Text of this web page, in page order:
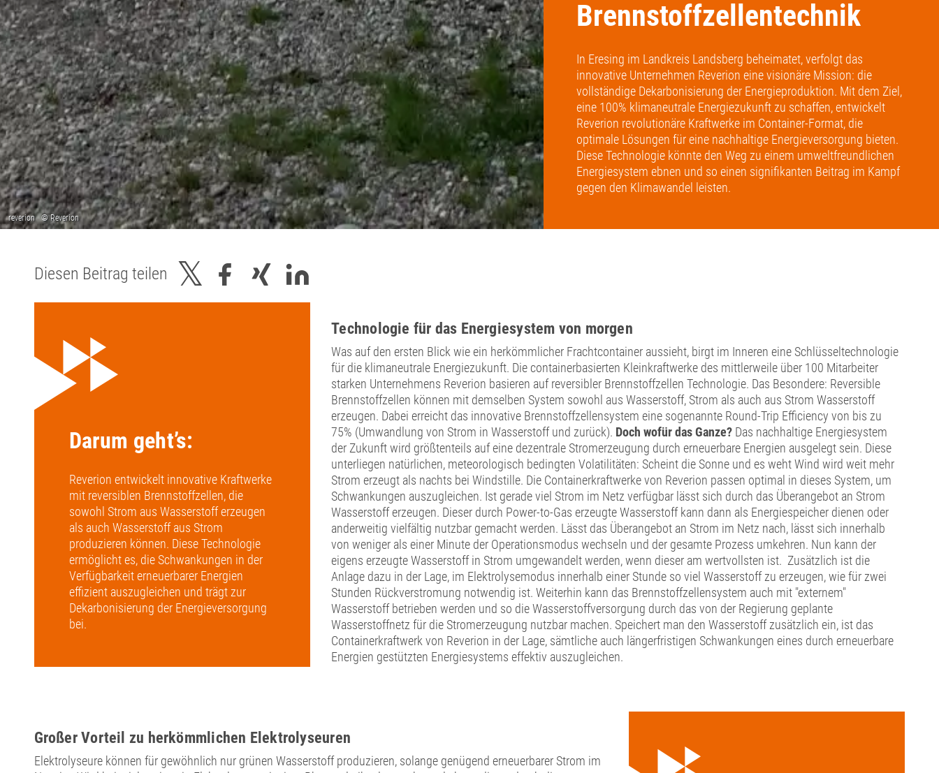
Brennstoffzellentechnik
In Eresing im Landkreis Landsberg beheimatet, verfolgt das
innovative Unternehmen Reverion eine visionäre Mission: die
vollständige Dekarbonisierung der Energieproduktion. Mit dem Ziel,
eine 100% klimaneutrale Energiezukunft zu schaffen, entwickelt
Reverion revolutionäre Kraftwerke im Container-Format, die
optimale Lösungen für eine nachhaltige Energieversorgung bieten.
Diese Technologie könnte den Weg zu einem umweltfreundlichen
Energiesystem ebnen und so einen signifikanten Beitrag im Kampf
gegen den Klimawandel leisten.
Diesen Beitrag teilen
Darum geht’s:
Reverion entwickelt innovative Kraftwerke
mit reversiblen Brennstoffzellen, die
sowohl Strom aus Wasserstoff erzeugen
als auch Wasserstoff aus Strom
produzieren können. Diese Technologie
ermöglicht es, die Schwankungen in der
Verfügbarkeit erneuerbarer Energien
effizient auszugleichen und trägt zur
Dekarbonisierung der Energieversorgung
bei.
Technologie für das Energiesystem von morgen
Was auf den ersten Blick wie ein herkömmlicher Frachtcontainer aussieht, birgt im Inneren eine Schlüsseltechnologie
für die klimaneutrale Energiezukunft. Die containerbasierten Kleinkraftwerke des mittlerweile über 100 Mitarbeiter
starken Unternehmens Reverion basieren auf reversibler Brennstoffzellen Technologie. Das Besondere: Reversible
Brennstoffzellen können mit demselben System sowohl aus Wasserstoff, Strom als auch aus Strom Wasserstoff
erzeugen. Dabei erreicht das innovative Brennstoffzellensystem eine sogenannte Round-Trip Efficiency von bis zu
75% (Umwandlung von Strom in Wasserstoff und zurück). Doch wofür das Ganze? Das nachhaltige Energiesystem
der Zukunft wird größtenteils auf eine dezentrale Stromerzeugung durch erneuerbare Energien ausgelegt sein. Diese
unterliegen natürlichen, meteorologisch bedingten Volatilitäten: Scheint die Sonne und es weht Wind wird weit mehr
Strom erzeugt als nachts bei Windstille. Die Containerkraftwerke von Reverion passen optimal in dieses System, um
Schwankungen auszugleichen. Ist gerade viel Strom im Netz verfügbar lässt sich durch das Überangebot an Strom
Wasserstoff erzeugen. Dieser durch Power-to-Gas erzeugte Wasserstoff kann dann als Energiespeicher dienen oder
anderweitig vielfältig nutzbar gemacht werden. Lässt das Überangebot an Strom im Netz nach, lässt sich innerhalb
von weniger als einer Minute der Operationsmodus wechseln und der gesamte Prozess umkehren. Nun kann der
eigens erzeugte Wasserstoff in Strom umgewandelt werden, wenn dieser am wertvollsten ist. Zusätzlich ist die
Anlage dazu in der Lage, im Elektrolysemodus innerhalb einer Stunde so viel Wasserstoff zu erzeugen, wie für zwei
Stunden Rückverstromung notwendig ist. Weiterhin kann das Brennstoffzellensystem auch mit "externem"
Wasserstoff betrieben werden und so die Wasserstoffversorgung durch das von der Regierung geplante
Wasserstoffnetz für die Stromerzeugung nutzbar machen. Speichert man den Wasserstoff zusätzlich ein, ist das
Containerkraftwerk von Reverion in der Lage, sämtliche auch längerfristigen Schwankungen eines durch erneuerbare
Energien gestützten Energiesystems effektiv auszugleichen.
Großer Vorteil zu herkömmlichen Elektrolyseuren
Elektrolyseure können für gewöhnlich nur grünen Wasserstoff produzieren, solange genügend erneuerbarer Strom im